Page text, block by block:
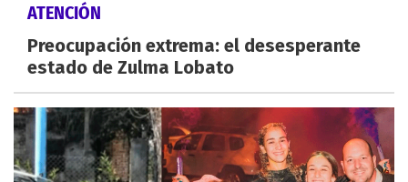
ATENCIÓN
Preocupación extrema: el desesperante
estado de Zulma Lobato